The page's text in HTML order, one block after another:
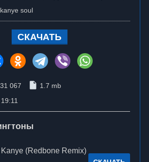
kanye soul
СКАЧАТЬ
31 067
1.7 mb
Kanye (Redbone Remix)